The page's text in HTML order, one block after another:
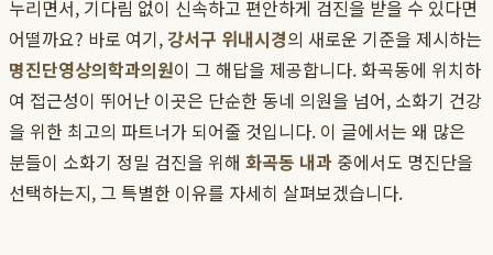
누리면서, 기다림 없이 신속하고 편안하게 검진을 받을 수 있다면
어떨까요? 바로 여기, 강서구 위내시경의 새로운 기준을 제시하는
명진단영상의학과의원이 그 해답을 제공합니다. 화곡동에 위치하
여 접근성이 뛰어난 이곳은 단순한 동네 의원을 넘어, 소화기 건강
을 위한 최고의 파트너가 되어줄 것입니다. 이 글에서는 왜 많은
분들이 소화기 정밀 검진을 위해 화곡동 내과 중에서도 명진단을
선택하는지, 그 특별한 이유를 자세히 살펴보겠습니다.